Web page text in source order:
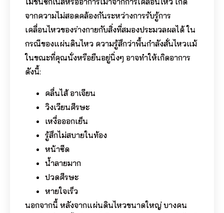
จากความไม่สอดคล้องกันระหว่างการรับรู้การ
เคลื่อนไหวของร่างกายกับสิ่งที่สมองประมวลผลได้ ใน
กรณีของแผ่นดินไหว ความรู้สึกว่าพื้นกำลังสั่นไหวแม้
ในขณะที่คุณนั่งหรือยืนอยู่นิ่งๆ อาจทำให้เกิดอาการ
ดังนี้:
คลื่นไส้ อาเจียน
วิงเวียนศีรษะ
เหงื่อออกเย็น
รู้สึกไม่สบายในท้อง
หน้าซีด
น้ำลายมาก
ปวดศีรษะ
หายใจเร็ว
นอกจากนี้ หลังจากแผ่นดินไหวขนาดใหญ่ บางคน